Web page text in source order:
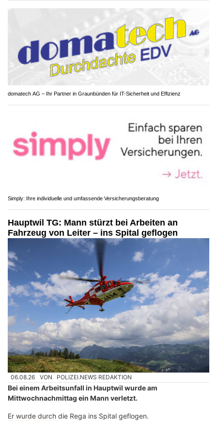
domatech AG – Ihr Partner in Graunbünden für IT-Sicherheit und Effizienz
Simply: Ihre individuelle und umfassende Versicherungsberatung
Hauptwil TG: Mann stürzt bei Arbeiten an
Fahrzeug von Leiter – ins Spital geflogen
06.08.26 VON POLIZEI.NEWS REDAKTION
Bei einem Arbeitsunfall in Hauptwil wurde am
Mittwochnachmittag ein Mann verletzt.
Er wurde durch die Rega ins Spital geflogen.